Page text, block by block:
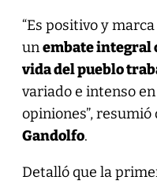
“Es positivo y
unembate integral
vida del pueblo
variado e intenso
opiniones”, resumió
Gandolfo.
Detalló que la